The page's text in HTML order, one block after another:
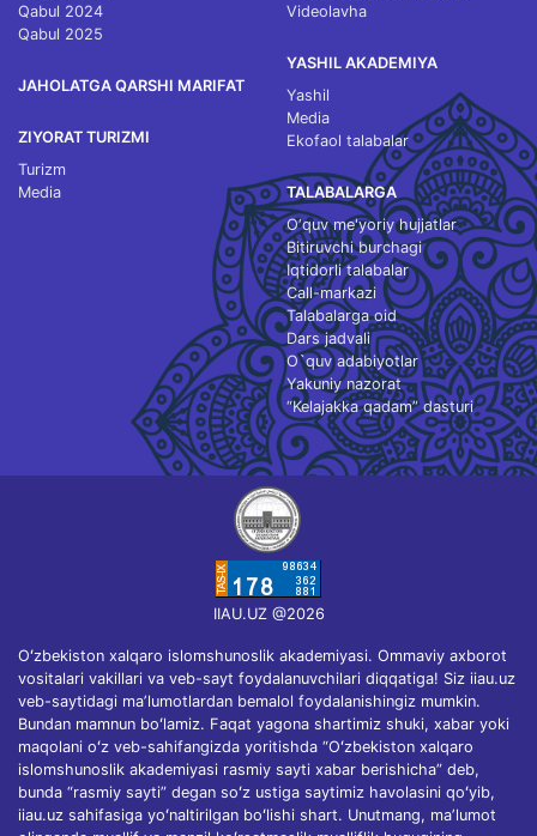
Qabul 2024
Qabul 2025
JAHOLATGA QARSHI MARIFAT
ZIYORAT TURIZMI
Turizm
Media
Videolavha
YASHIL AKADEMIYA
Yashil
Media
Ekofaol talabalar
TALABALARGA
O‘quv me'yoriy hujjatlar
Bitiruvchi burchagi
Iqtidorli talabalar
Call-markazi
Talabalarga oid
Dars jadvali
O`quv adabiyotlar
Yakuniy nazorat
“Kelajakka qadam” dasturi
IIAU.UZ @2026
Oʻzbekiston xalqaro islomshunoslik akademiyasi. Ommaviy axborot
vositalari vakillari va veb-sayt foydalanuvchilari diqqatiga! Siz iiau.uz
veb-saytidagi maʼlumotlardan bemalol foydalanishingiz mumkin.
Bundan mamnun boʻlamiz. Faqat yagona shartimiz shuki, xabar yoki
maqolani oʻz veb-sahifangizda yoritishda “Oʻzbekiston xalqaro
islomshunoslik akademiyasi rasmiy sayti xabar berishicha” deb,
bunda “rasmiy sayti” degan soʻz ustiga saytimiz havolasini qoʻyib,
iiau.uz sahifasiga yoʻnaltirilgan boʻlishi shart. Unutmang, maʼlumot